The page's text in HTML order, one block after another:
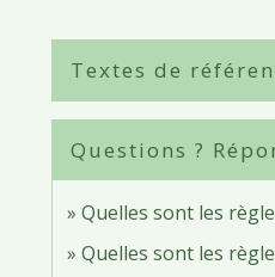
Textes de
Questions ?
Quelles sont les
Quelles sont les